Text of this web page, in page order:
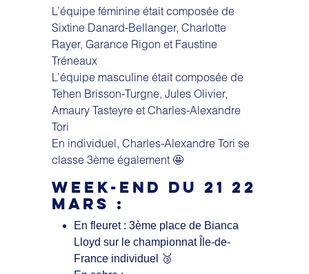
L’équipe féminine était composée de
Sixtine Danard-Bellanger, Charlotte
Rayer, Garance Rigon et Faustine
Tréneaux
L’équipe masculine était composée de
Tehen Brisson-Turgne, Jules Olivier,
Amaury Tasteyre et Charles-Alexandre
Tori
En individuel, Charles-Alexandre Tori se
classe 3ème également 🤩
WEEK-END DU 21 22
MARS :
En fleuret : 3ème place de Bianca
Lloyd sur le championnat Île-de-
France individuel 🥉